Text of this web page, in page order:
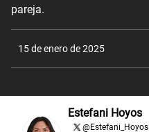
pareja.
15 de enero de 2025
Estefani Hoyos
@Estefani_Hoyos